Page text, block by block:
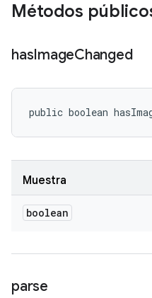
Métodos
hasImageChanged
public boolean
Muestra
boolean
parse